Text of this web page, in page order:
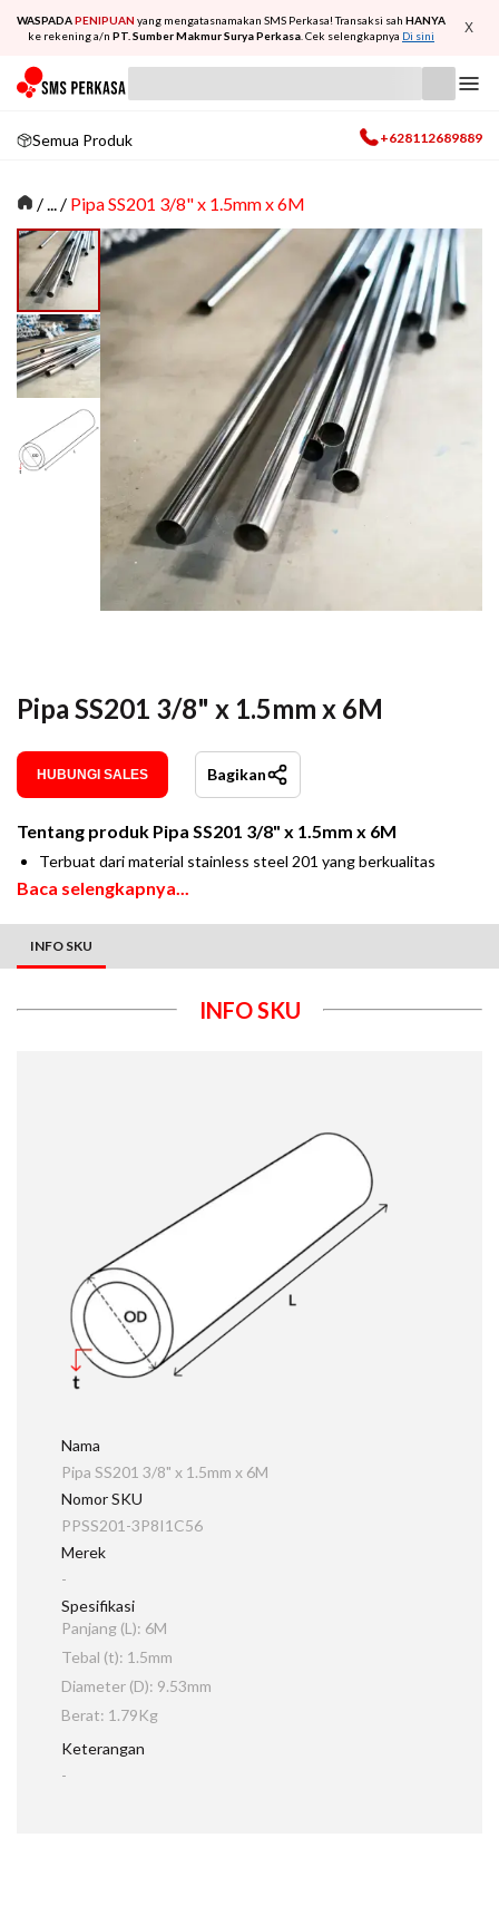
WASPADAPENIPUAN yang mengatasnamakan SMS Perkasa! Transaksi sah HANYA
ke rekening a/n PT. Sumber Makmur Surya Perkasa . Cek selengkapnya Di sini X
Semua Produk +628112689889
/... / Pipa SS201 3/8" x 1.5mm x 6M
Pipa SS201 3/8" x 1.5mm x 6M
HUBUNGI SALES Bagikan
Tentang produk Pipa SS201 3/8" x 1.5mm x 6M
Terbuat dari material stainless steel 201 yang berkualitas
Baca selengkapnya...
INFO SKU
INFO SKU
Nama
Pipa SS201 3/8" x 1.5mm x 6M
Nomor SKU
PPSS201-3P8I1C56
Merek
-
Spesifikasi
Panjang (L): 6M
Tebal (t): 1.5mm
Diameter (D): 9.53mm
Berat: 1.79Kg
Keterangan
-